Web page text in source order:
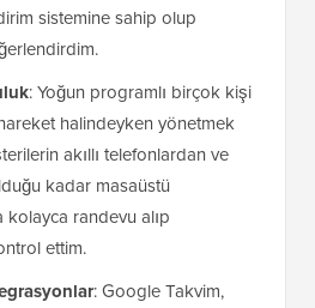
sistemine sahip olup
: Yoğun programlı birçok kişi
halindeyken yönetmek
akıllı telefonlardan ve
kadar masaüstü
randevu alıp
ettim.
: Google Takvim,